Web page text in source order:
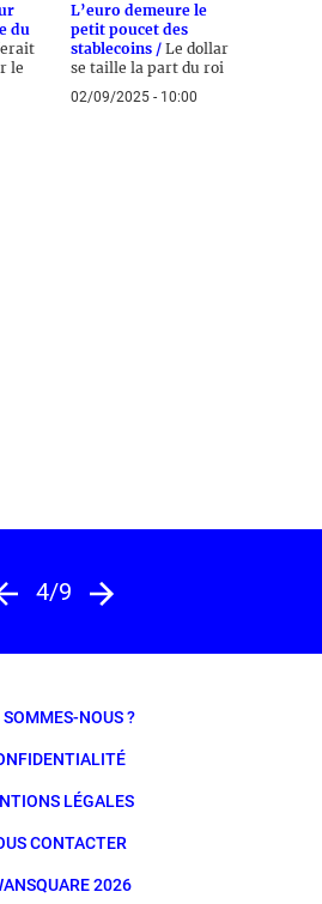
du
le
L’euro demeure le
petit poucet des
stablecoins / Le dollar
se taille la part du roi
02/09/2025 - 10:00
4/9
SOMMES-NOUS ?
LÉGALES
CONTACTER
2026